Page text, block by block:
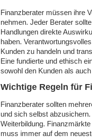
Finanzberater müssen ihre
nehmen. Jeder Berater
Handlungen direkte
haben.
Kunden zu handeln und
Eine fundierte und ethisch
sowohl den Kunden als
Wichtige Regeln für
Finanzberater sollten
und sich selbst
Weiterbildung.
muss immer auf dem